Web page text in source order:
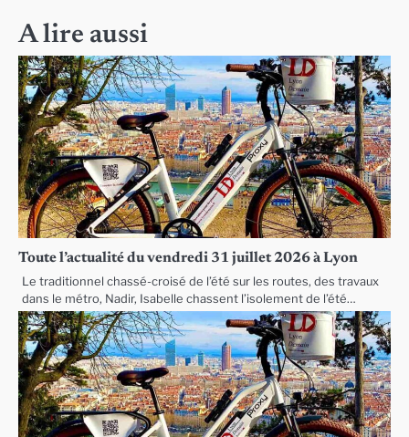
A lire aussi
Toute l’actualité du vendredi 31 juillet 2026 à Lyon
Le traditionnel chassé-croisé de l’été sur les routes, des travaux
dans le métro, Nadir, Isabelle chassent l’isolement de l’été…